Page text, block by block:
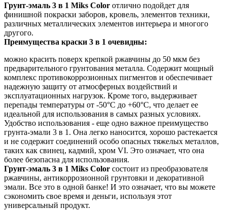
Грунт-эмаль 3 в 1 Miks Color отлично подойдет для
финишной покраски заборов, кровель, элементов техники,
различных металлических элементов интерьера и многого
другого.
Преимущества краски 3 в 1 очевидны:
можно красить поверх крепкой ржавчины до 50 мкм без
предварительного грунтования металла. Содержит мощный
комплекс противокоррозионных пигментов и обеспечивает
надежную защиту от атмосферных воздействий и
эксплуатационных нагрузок. Кроме того, выдерживает
перепады температуры от -50°С до +60°С, что делает ее
идеальной для использования в самых разных условиях.
Удобство использования - еще одно важное преимущество
грунта-эмали 3 в 1. Она легко наносится, хорошо растекается
и не содержит соединений особо опасных тяжелых металлов,
таких как свинец, кадмий, хром VI. Это означает, что она
более безопасна для использования.
Грунт-эмаль 3 в 1 Miks Color состоит из преобразователя
ржавчины, антикоррозионной грунтовки и декоративной
эмали. Все это в одной банке! И это означает, что вы можете
сэкономить свое время и деньги, используя этот
универсальный продукт.